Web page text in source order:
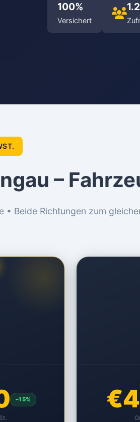
100%
Versichert
–
• Beide Richtungen zum
–15%